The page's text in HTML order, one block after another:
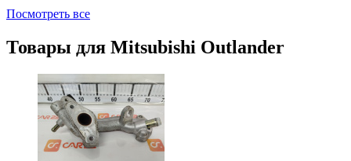
Посмотреть все
Товары для Mitsubishi Outlander